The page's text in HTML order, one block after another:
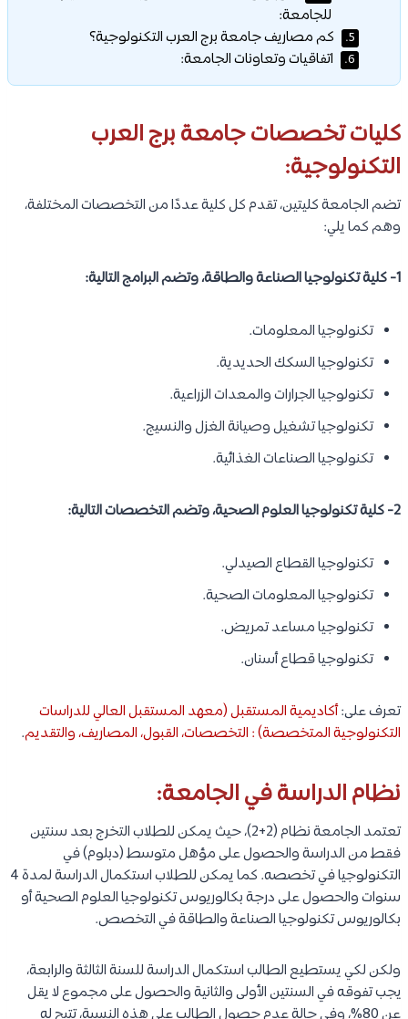
للجامعة:
5. كم مصاريف جامعة برج العرب التكنولوجية؟
6. اتفاقيات وتعاونات الجامعة:
كليات تخصصات جامعة برج العرب
التكنولوجية:
تضم الجامعة كليتين، تقدم كل كلية عددًا من التخصصات المختلفة،
وهم كما يلي:
1- كلية تكنولوجيا الصناعة والطاقة، وتضم البرامج التالية:
تكنولوجيا المعلومات.
تكنولوجيا السكك الحديدية.
تكنولوجيا الجرارات والمعدات الزراعية.
تكنولوجيا تشغيل وصيانة الغزل والنسيج.
تكنولوجيا الصناعات الغذائية.
2- كلية تكنولوجيا العلوم الصحية، وتضم التخصصات التالية:
تكنولوجيا القطاع الصيدلي.
تكنولوجيا المعلومات الصحية.
تكنولوجيا مساعد تمريض.
تكنولوجيا قطاع أسنان.
تعرف على:أكاديمية المستقبل (معهد المستقبل العالي للدراسات
التكنولوجية المتخصصة) : التخصصات، القبول، المصاريف، والتقديم.
نظام الدراسة في الجامعة:
تعتمد الجامعة نظام (2+2)، حيث يمكن للطلاب التخرج بعد سنتين
فقط من الدراسة والحصول على مؤهل متوسط (دبلوم) في
التكنولوجيا في تخصصه. كما يمكن للطلاب استكمال الدراسة لمدة 4
سنوات والحصول على درجة بكالوريوس تكنولوجيا العلوم الصحية أو
بكالوريوس تكنولوجيا الصناعة والطاقة في التخصص.
ولكن لكي يستطيع الطالب استكمال الدراسة للسنة الثالثة والرابعة،
يجب تفوقه في السنتين الأولى والثانية والحصول على مجموع لا يقل